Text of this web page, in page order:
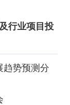
行业项目投
趋势预测分